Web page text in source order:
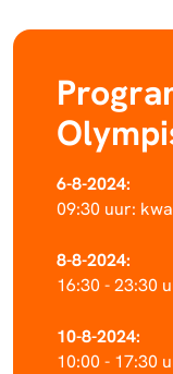
6-8-2024:
09:30 uur:
8-8-2024:
16:30 - 23:30
10-8-2024:
10:00 - 17:30